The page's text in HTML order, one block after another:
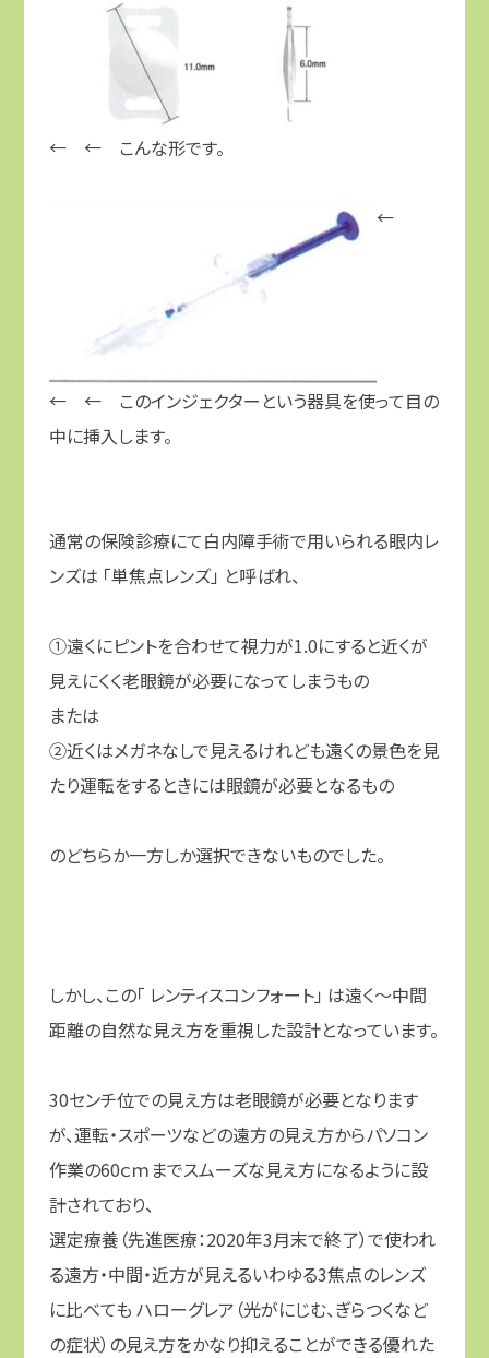
← ← こんな形です。
←
← ← このインジェクターという器具を使って目の
中に挿入します。
通常の保険診療にて白内障手術で用いられる眼内レ
ンズは 「単焦点レンズ」 と呼ばれ、
①遠くにピントを合わせて視力が1.0にすると近くが
見えにくく老眼鏡が必要になってしまうもの
または
②近くはメガネなしで見えるけれども遠くの景色を見
たり運転をするときには眼鏡が必要となるもの
のどちらか一方しか選択できないものでした。
しかし、この「 レンティスコンフォート」 は遠く～中間
距離の自然な見え方を重視した設計となっています。
30センチ位での見え方は老眼鏡が必要となります
が、運転・スポーツなどの遠方の見え方からパソコン
作業の60ｃｍまでスムーズな見え方になるように設
計されており、
選定療養（先進医療：2020年3月末で終了）で使われ
る遠方・中間・近方が見えるいわゆる3焦点のレンズ
に比べても ハローグレア（光がにじむ、ぎらつくなど
の症状）の見え方をかなり抑えることができる優れた